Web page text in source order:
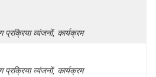
व्यंजनों, कार्यक्रम
व्यंजनों, कार्यक्रम